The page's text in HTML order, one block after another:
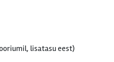
lisatasu eest)